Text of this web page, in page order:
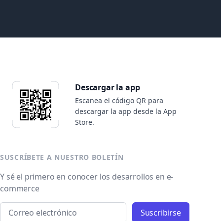
Descargar la app
Escanea el código QR para
descargar la app desde la App
Store.
SUSCRÍBETE A NUESTRO BOLETÍN
Y sé el primero en conocer los desarrollos en e-
commerce
Email address
Suscribirse